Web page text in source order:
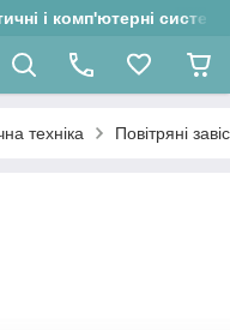
і комп'ютерні системи
техніка Повітряні